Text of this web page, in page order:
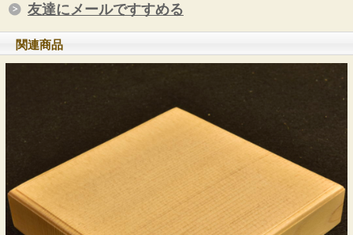
No.2
友達にメールですすめる
関連商品